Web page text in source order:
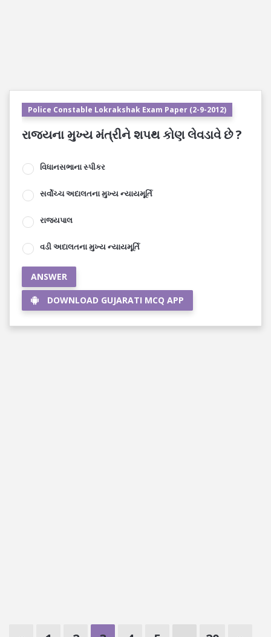
Police Constable Lokrakshak Exam Paper (2-9-2012)
રાજયના મુખ્ય મંત્રીને શપથ કોણ લેવડાવે છે ?
વિધાનસભાના સ્પીકર
સર્વોચ્ચ અદાલતના મુખ્ય ન્યાયમૂર્તિ
રાજયપાલ
વડી અદાલતના મુખ્ય ન્યાયમૂર્તિ
ANSWER
DOWNLOAD GUJARATI MCQ APP